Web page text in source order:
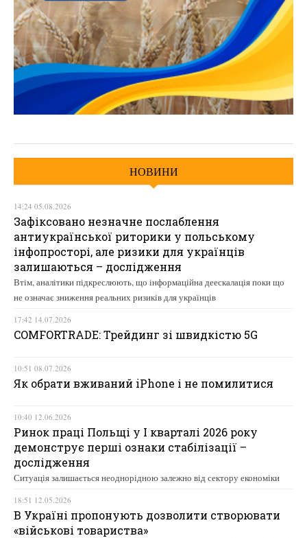
НОВИНИ
14:24 05.08.2026
Зафіксовано незначне послаблення
антиукраїнської риторики у польському
інфопросторі, але ризики для українців
залишаються – дослідження
Втім, аналітики підкреслюють, що інформаційна деескалація поки що
не означає зниження реальних ризиків для українців
17:42 14.07.2026
COMFORTRADE: Трейдинг зі швидкістю 5G
10:51 08.07.2026
Як обрати вживаний iPhone і не помилитися
10:40 12.06.2026
Ринок праці Польщі у І кварталі 2026 року
демонструє перші ознаки стабілізації –
дослідження
Ситуація залишається неоднорідною залежно від сектору економіки
18:51 12.05.2026
В Україні пропонують дозволити створювати
«військові товариства»